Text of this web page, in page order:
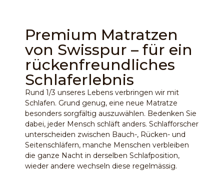
Premium Matratzen
von Swisspur – für ein
rückenfreundliches
Schlaferlebnis
Rund 1/3 unseres Lebens verbringen wir mit
Schlafen. Grund genug, eine neue Matratze
besonders sorgfältig auszuwählen. Bedenken Sie
dabei, jeder Mensch schläft anders. Schlafforscher
unterscheiden zwischen Bauch-, Rücken- und
Seitenschläfern, manche Menschen verbleiben
die ganze Nacht in derselben Schlafposition,
wieder andere wechseln diese regelmässig.